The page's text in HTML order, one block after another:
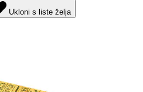
Ukloni s liste želja